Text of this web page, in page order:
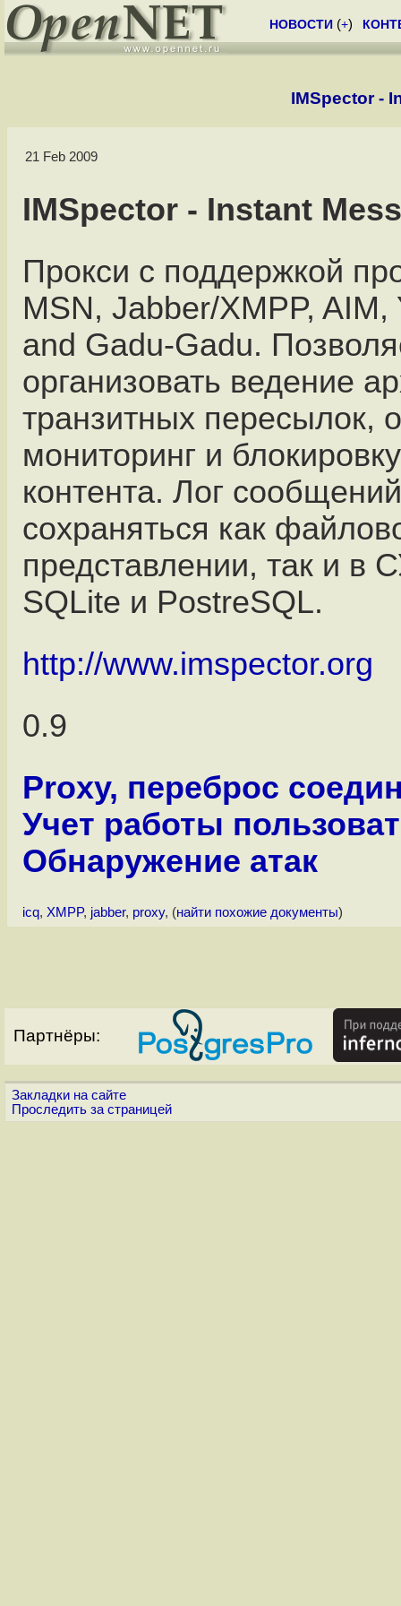
НОВОСТИ (+)
IMSpector -
21 Feb 2009
IMSpector - Instant
Прокси с поддержкой
MSN, Jabber/XMPP, AIM,
and Gadu-Gadu.
организовать ведение
транзитных пересылок,
мониторинг и
контента. Лог
сохраняться как
представлении, так и в
SQLite и PostreSQL.
http://www.imspector.org
0.9
Proxy, переброс
Учет работы
Обнаружение атак
icq, XMPP, jabber, proxy, (найти похожие документы)
Партнёры:
Закладки на сайте
Проследить за страницей